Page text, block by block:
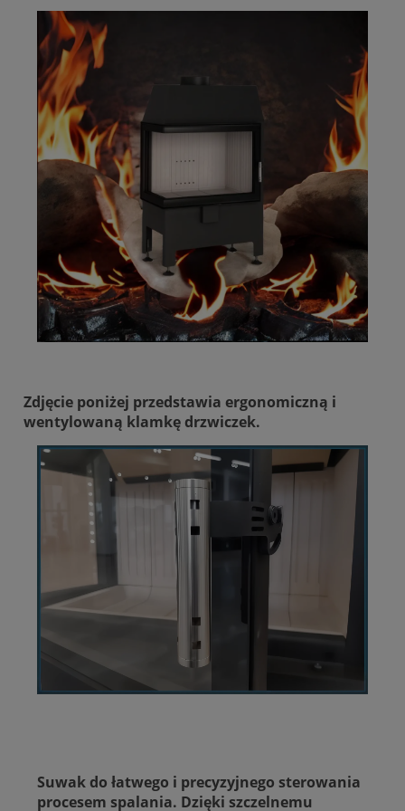
Zdjęcie poniżej przedstawia ergonomiczną i
wentylowaną klamkę drzwiczek.
Suwak do łatwego i precyzyjnego sterowania
procesem spalania. Dzięki szczelnemu